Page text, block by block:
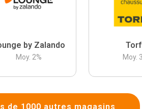
by Zalando
Moy. 2% Moy. 3
de 1000 autres magasins